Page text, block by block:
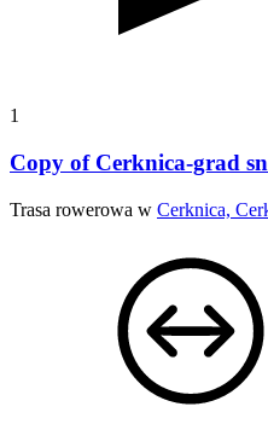
1
Copy of Cerknica-grad
Trasa rowerowa w Cerknica,